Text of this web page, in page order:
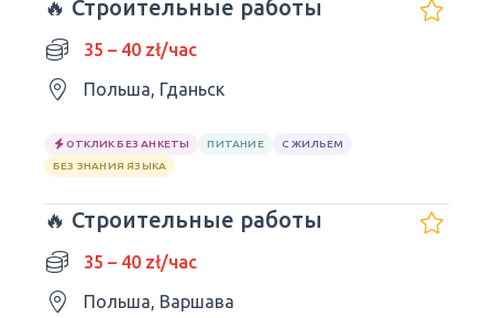
🔥 Строительные работы
35 – 40 zł/час
Польша, Гданьск
ОТКЛИК БЕЗ АНКЕТЫ ПИТАНИЕ
С ЖИЛЬЕМ
БЕЗ ЗНАНИЯ ЯЗЫКА
🔥 Строительные работы
35 – 40 zł/час
Польша, Варшава